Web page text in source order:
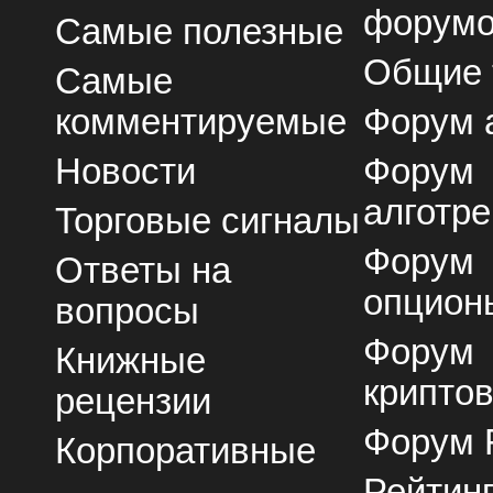
Самые полезные
Самые
комментируемые
Новости
Торговые сигналы
Ответы на
вопросы
Книжные
рецензии
Корпоративные
Общие
Форум
Форум
Форум
Форум
Форум